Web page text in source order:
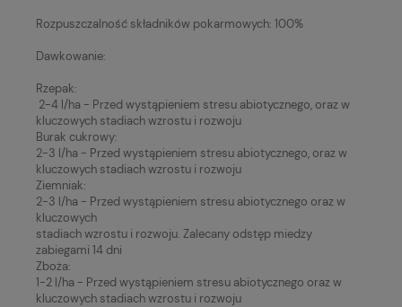
Rozpuszczalność składników pokarmowych: 100%
Dawkowanie:
Rzepak:
2-4 l/ha - Przed wystąpieniem stresu abiotycznego, oraz w
kluczowych stadiach wzrostu i rozwoju
Burak cukrowy:
2-3 l/ha - Przed wystąpieniem stresu abiotycznego, oraz w
kluczowych stadiach wzrostu i rozwoju
Ziemniak:
2-3 l/ha - Przed wystąpieniem stresu abiotycznego oraz w
kluczowych
stadiach wzrostu i rozwoju. Zalecany odstęp miedzy
zabiegami 14 dni
Zboża:
1-2 l/ha - Przed wystąpieniem stresu abiotycznego oraz w
kluczowych stadiach wzrostu i rozwoju